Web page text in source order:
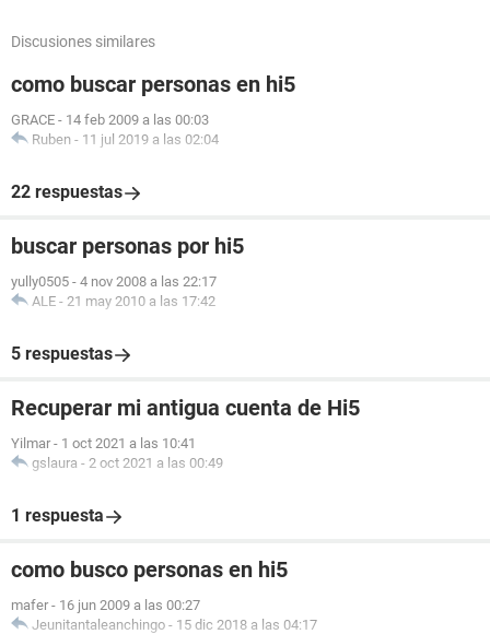
Discusiones similares
como buscar personas en hi5
GRACE - 14 feb 2009 a las 00:03
Ruben - 11 jul 2019 a las 02:04
22 respuestas
buscar personas por hi5
yully0505 - 4 nov 2008 a las 22:17
ALE - 21 may 2010 a las 17:42
5 respuestas
Recuperar mi antigua cuenta de Hi5
Yilmar - 1 oct 2021 a las 10:41
gslaura - 2 oct 2021 a las 00:49
1 respuesta
como busco personas en hi5
mafer - 16 jun 2009 a las 00:27
Jeunitantaleanchingo - 15 dic 2018 a las 04:17